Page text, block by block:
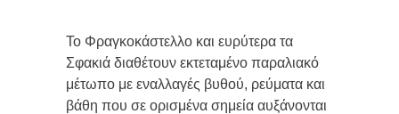
Το Φραγκοκάστελλο και ευρύτερα τα
Σφακιά διαθέτουν εκτεταμένο παραλιακό
μέτωπο με εναλλαγές βυθού, ρεύματα και
βάθη που σε ορισμένα σημεία αυξάνονται